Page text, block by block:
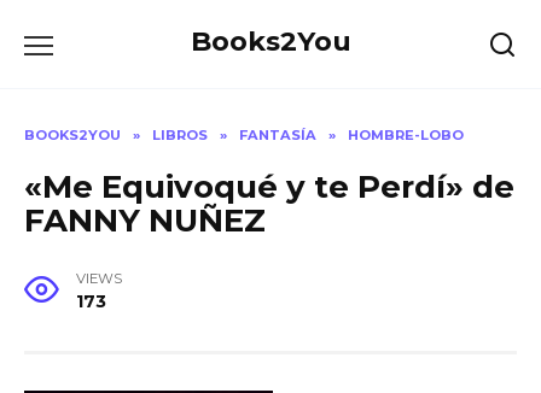
Books2You
BOOKS2YOU » LIBROS » FANTASÍA » HOMBRE-LOBO
«Me Equivoqué y te Perdí» de
FANNY NUÑEZ
VIEWS
173